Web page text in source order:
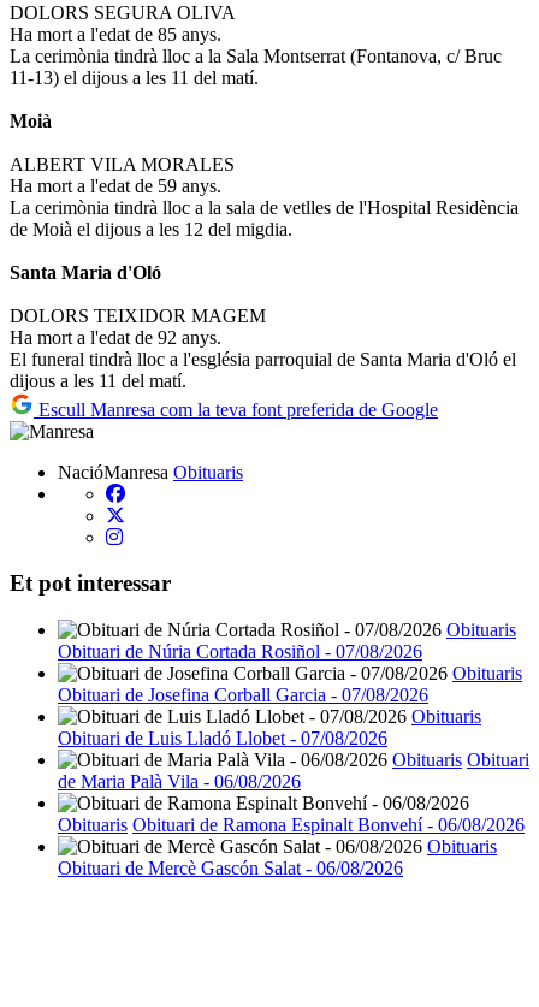
DOLORS SEGURA OLIVA
Ha mort a l'edat de 85 anys.
La cerimònia tindrà lloc a la Sala Montserrat (Fontanova, c/ Bruc
11-13) el dijous a les 11 del matí.
Moià
ALBERT VILA MORALES
Ha mort a l'edat de 59 anys.
La cerimònia tindrà lloc a la sala de vetlles de l'Hospital Residència
de Moià el dijous a les 12 del migdia.
Santa Maria d'Oló
DOLORS TEIXIDOR MAGEM
Ha mort a l'edat de 92 anys.
El funeral tindrà lloc a l'església parroquial de Santa Maria d'Oló el
dijous a les 11 del matí.
Escull Manresa com la teva font preferida de Google
NacióManresa Obituaris
Et pot interessar
Obituaris
Obituari de Núria Cortada Rosiñol - 07/08/2026
Obituaris
Obituari de Josefina Corball Garcia - 07/08/2026
Obituaris
Obituari de Luis Lladó Llobet - 07/08/2026
Obituaris Obituari
de Maria Palà Vila - 06/08/2026
Obituaris Obituari de Ramona Espinalt Bonvehí - 06/08/2026
Obituaris
Obituari de Mercè Gascón Salat - 06/08/2026